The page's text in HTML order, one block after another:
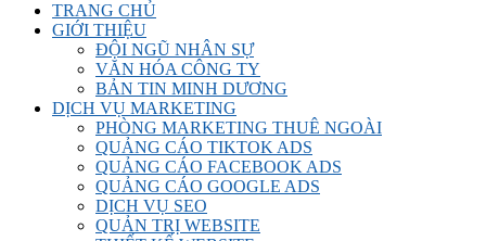
TRANG CHỦ
GIỚI THIỆU
ĐỘI NGŨ NHÂN SỰ
VĂN HÓA CÔNG TY
BẢN TIN MINH DƯƠNG
DỊCH VỤ MARKETING
PHÒNG MARKETING THUÊ NGOÀI
QUẢNG CÁO TIKTOK ADS
QUẢNG CÁO FACEBOOK ADS
QUẢNG CÁO GOOGLE ADS
DỊCH VỤ SEO
QUẢN TRỊ WEBSITE